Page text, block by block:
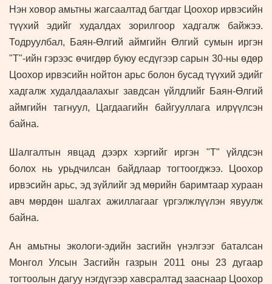
Нэн ховор амьтны жагсаалтад багтдаг Цоохор ирвэсийн
түүхий эдийг худалдах зорилгоор хадгалж байжээ.
Тодруулбал, Баян-Өлгий аймгийн Өлгий сумын иргэн
"Т"-ийн гэрээс өчигдөр буюу есдүгээр сарын 30-ны өдөр
Цоохор ирвэсийн нойтон арьс болон бусад түүхий эдийг
хадгалж худалдаалахыг завдсан үйлдлийг Баян-Өлгий
аймгийн тагнуул, Цагдаагийн байгууллага илрүүлсэн
байна.
Шалгалтын явцад дээрх хэргийг иргэн "Т" үйлдсэн
болох нь урьдчилсан байдлаар тогтоогджээ. Цоохор
ирвэсийн арьс, эд зүйлийг эд мөрийн баримтаар хураан
авч мөрдөн шалгах ажиллагааг үргэлжлүүлэн явуулж
байна.
Ан амьтны экологи-эдийн засгийн үнэлгээг баталсан
Монгол Улсын Засгийн газрын 2011 оны 23 дугаар
тогтоолын дагуу нэгдүгээр хавсралтад зааснаар Цоохор